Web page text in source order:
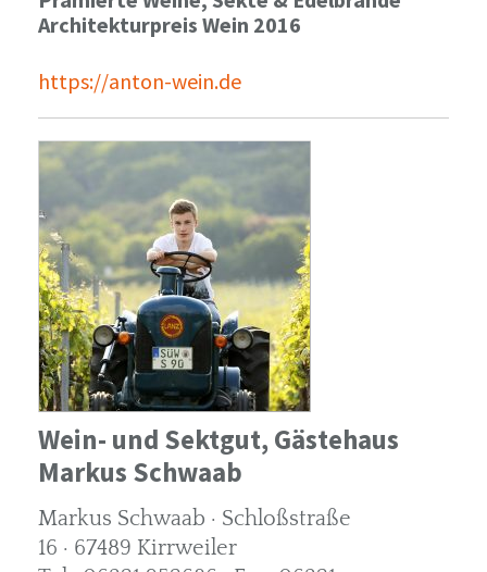
Architekturpreis Wein 2016
https://anton-wein.de
Wein- und Sektgut, Gästehaus
Markus Schwaab
Markus Schwaab · Schloßstraße
16 · 67489 Kirrweiler